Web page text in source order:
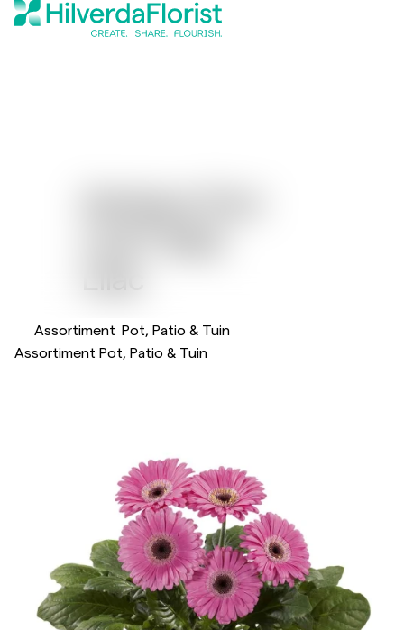
Assortiment Pot, Patio & Tuin
Assortiment Pot, Patio & Tuin